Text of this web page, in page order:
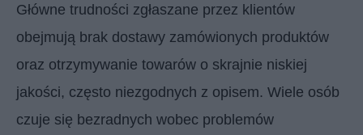
Główne trudności zgłaszane przez klientów
obejmują brak dostawy zamówionych produktów
oraz otrzymywanie towarów o skrajnie niskiej
jakości, często niezgodnych z opisem. Wiele osób
czuje się bezradnych wobec problemów